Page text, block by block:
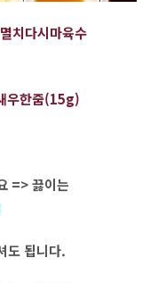
치다시마육수
우한줌(15g)
=> 끓이는
도 됩니다.